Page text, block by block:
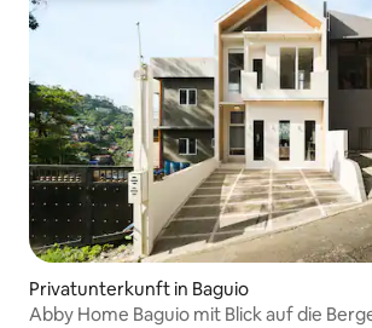
Privatunterkunft in Baguio
Abby Home Baguio mit Blick auf die